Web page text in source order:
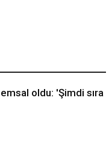
oldu: 'Şimdi sıra